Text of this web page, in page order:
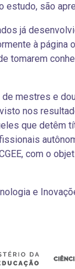
estudo, são
já
à página
tomarem
mestres e
nos
que detêm
com o
e